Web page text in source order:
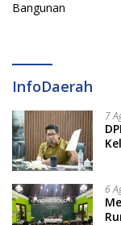
InfoDaerah
7
6